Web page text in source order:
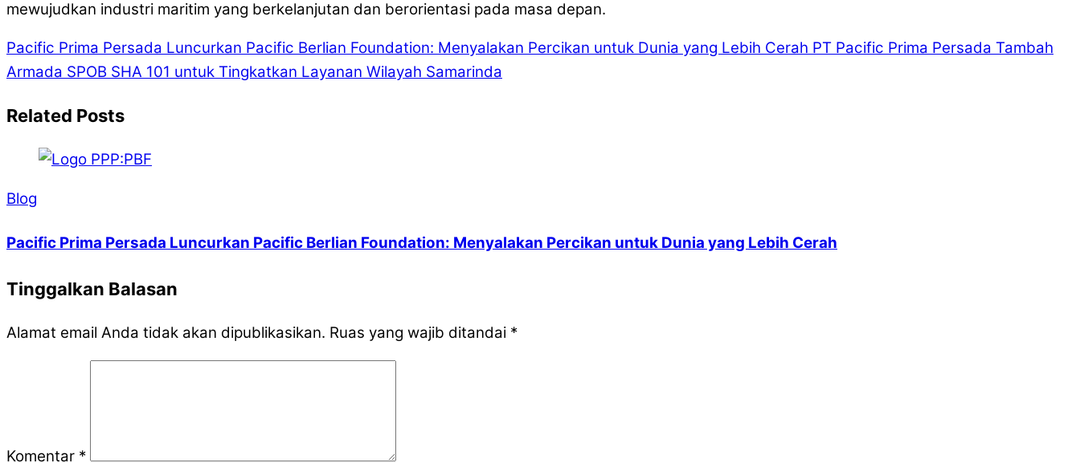
mewujudkan industri maritim yang berkelanjutan dan berorientasi pada masa depan.
Pacific Prima Persada Luncurkan Pacific Berlian Foundation: Menyalakan Percikan untuk Dunia yang Lebih Cerah PT Pacific Prima Persada Tambah
Armada SPOB SHA 101 untuk Tingkatkan Layanan Wilayah Samarinda
Related Posts
Blog
Pacific Prima Persada Luncurkan Pacific Berlian Foundation: Menyalakan Percikan untuk Dunia yang Lebih Cerah
Tinggalkan Balasan
Alamat email Anda tidak akan dipublikasikan. Ruas yang wajib ditandai *
Komentar *